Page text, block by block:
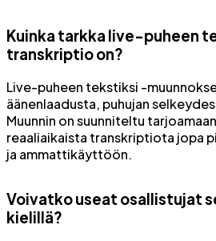
Kuinka tarkka live-puheen
transkriptio on?
Live-puheen tekstiksi -
äänenlaadusta, puhujan
Muunnin on suunniteltu
reaaliaikaista transkriptiota jopa
ja ammattikäyttöön.
Voivatko useat osallistujat
kielillä?